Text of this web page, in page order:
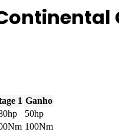
1 Ganho
50hp
100Nm